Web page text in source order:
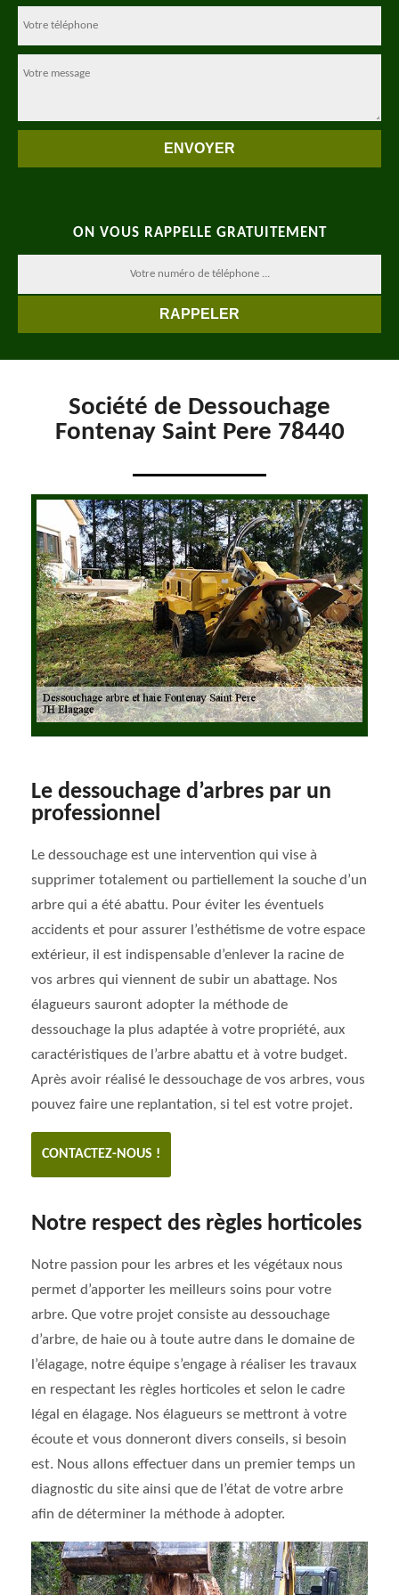
ON VOUS RAPPELLE GRATUITEMENT
Société de Dessouchage
Fontenay Saint Pere 78440
Le dessouchage d’arbres par un
professionnel
Le dessouchage est une intervention qui vise à
supprimer totalement ou partiellement la souche d’un
arbre qui a été abattu. Pour éviter les éventuels
accidents et pour assurer l’esthétisme de votre espace
extérieur, il est indispensable d’enlever la racine de
vos arbres qui viennent de subir un abattage. Nos
élagueurs sauront adopter la méthode de
dessouchage la plus adaptée à votre propriété, aux
caractéristiques de l’arbre abattu et à votre budget.
Après avoir réalisé le dessouchage de vos arbres, vous
pouvez faire une replantation, si tel est votre projet.
CONTACTEZ-NOUS !
Notre respect des règles horticoles
Notre passion pour les arbres et les végétaux nous
permet d’apporter les meilleurs soins pour votre
arbre. Que votre projet consiste au dessouchage
d’arbre, de haie ou à toute autre dans le domaine de
l’élagage, notre équipe s’engage à réaliser les travaux
en respectant les règles horticoles et selon le cadre
légal en élagage. Nos élagueurs se mettront à votre
écoute et vous donneront divers conseils, si besoin
est. Nous allons effectuer dans un premier temps un
diagnostic du site ainsi que de l’état de votre arbre
afin de déterminer la méthode à adopter.